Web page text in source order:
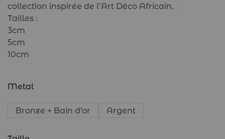
collection inspirée de l’Art Déco Africain.
Tailles :
3cm
5cm
10cm
Metal
Bronze + Bain d'or Argent